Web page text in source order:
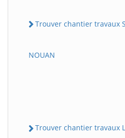
Trouver chantier travaux
NOUAN
Trouver chantier travaux